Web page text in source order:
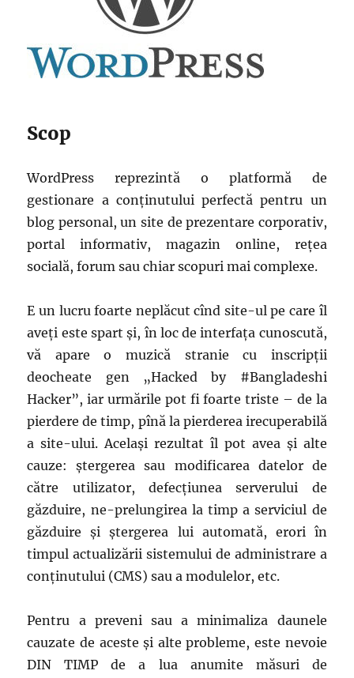
Scop
WordPress reprezintă o platformă de
gestionare a conținutului perfectă pentru un
blog personal, un site de prezentare corporativ,
portal informativ, magazin online, rețea
socială, forum sau chiar scopuri mai complexe.
E un lucru foarte neplăcut cînd site-ul pe care îl
aveți este spart și, în loc de interfața cunoscută,
vă apare o muzică stranie cu inscripții
deocheate gen „Hacked by #Bangladeshi
Hacker”, iar urmările pot fi foarte triste – de la
pierdere de timp, pînă la pierderea irecuperabilă
a site-ului. Același rezultat îl pot avea și alte
cauze: ștergerea sau modificarea datelor de
către utilizator, defecțiunea serverului de
găzduire, ne-prelungirea la timp a serviciul de
găzduire și ștergerea lui automată, erori în
timpul actualizării sistemului de administrare a
conținutului (CMS) sau a modulelor, etc.
Pentru a preveni sau a minimaliza daunele
cauzate de aceste și alte probleme, este nevoie
DIN TIMP de a lua anumite măsuri de